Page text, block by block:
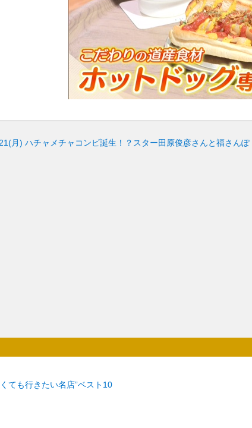
月) ハチャメチャコンビ誕生！？スター田原俊彦さんと福さんぽ
ても行きたい名店”ベスト10